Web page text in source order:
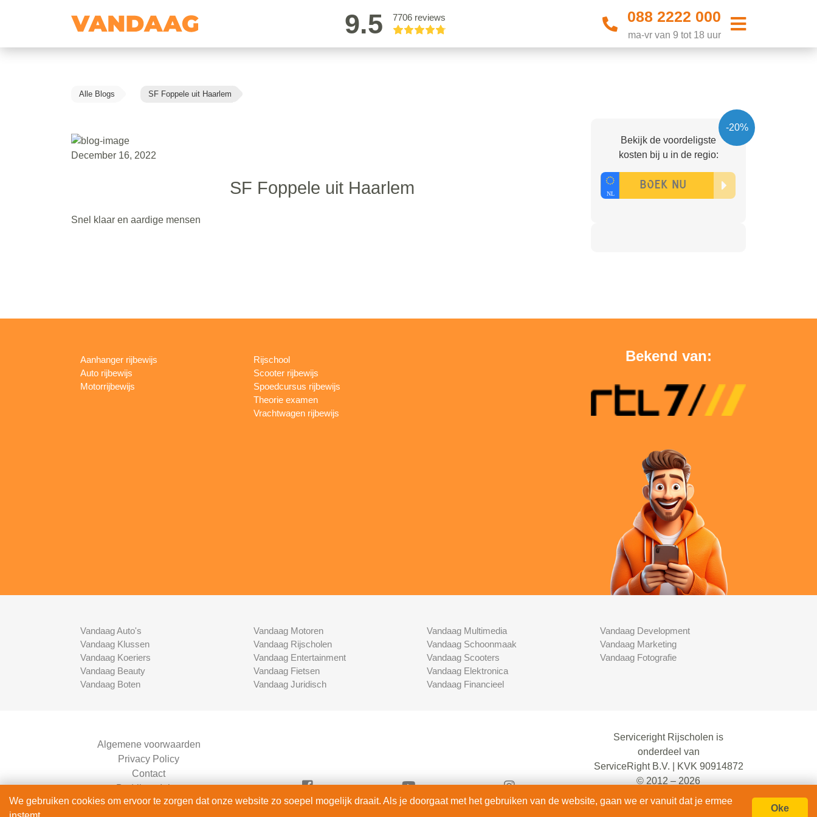
9.5 7706 reviews 088 2222 000
ma-vr van 9 tot 18 uur
Alle Blogs SF Foppele uit Haarlem
December 16, 2022
SF Foppele uit Haarlem
Snel klaar en aardige mensen
-20%
Bekijk de voordeligste
kosten bij u in de regio:
Aanhanger rijbewijs
Auto rijbewijs
Motorrijbewijs
Rijschool
Scooter rijbewijs
Spoedcursus rijbewijs
Theorie examen
Vrachtwagen rijbewijs
Bekend van:
Vandaag Auto's
Vandaag Klussen
Vandaag Koeriers
Vandaag Beauty
Vandaag Boten
Vandaag Motoren
Vandaag Rijscholen
Vandaag Entertainment
Vandaag Fietsen
Vandaag Juridisch
Vandaag Multimedia
Vandaag Schoonmaak
Vandaag Scooters
Vandaag Elektronica
Vandaag Financieel
Vandaag Development
Vandaag Marketing
Vandaag Fotografie
Algemene voorwaarden
Privacy Policy
Contact
Bedrijven Inlog
Serviceright Rijscholen is
onderdeel van
ServiceRight B.V. | KVK 90914872
© 2012 – 2026
alle rechten voorbehouden.
We gebruiken cookies om ervoor te zorgen dat onze website zo soepel mogelijk draait. Als je doorgaat met het gebruiken van de website, gaan we er vanuit dat je ermee
Oke